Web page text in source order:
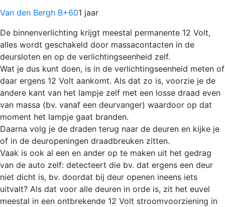
Van den Bergh B+601 jaar
De binnenverlichting krijgt meestal permanente 12 Volt,
alles wordt geschakeld door massacontacten in de
deursloten en op de verlichtingseenheid zelf.
Wat je dus kunt doen, is in de verlichtingseenheid meten of
daar ergens 12 Volt aankomt. Als dat zo is, voorzie je de
andere kant van het lampje zelf met een losse draad even
van massa (bv. vanaf een deurvanger) waardoor op dat
moment het lampje gaat branden.
Daarna volg je de draden terug naar de deuren en kijke je
of in de deuropeningen draadbreuken zitten.
Vaak is ook al een en ander op te maken uit het gedrag
van de auto zelf: detecteert die bv. dat ergens een deur
niet dicht is, bv. doordat bij deur openen ineens iets
uitvalt? Als dat voor alle deuren in orde is, zit het euvel
meestal in een ontbrekende 12 Volt stroomvoorziening in